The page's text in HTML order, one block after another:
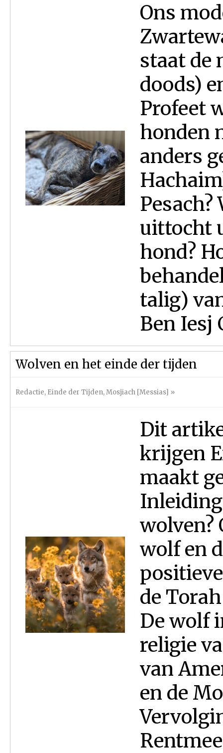
Ons
staat de
doods)
Profeet
honden
anders
uittocht
hond?
talig)
Ben Iesj
Wolven en het einde der tijden
Redactie, Einde der Tijden,Mosjiach [Messias] »
Dit
krijgen
maakt
wolven?
wolf en
de
De wolf
religie
van
en de